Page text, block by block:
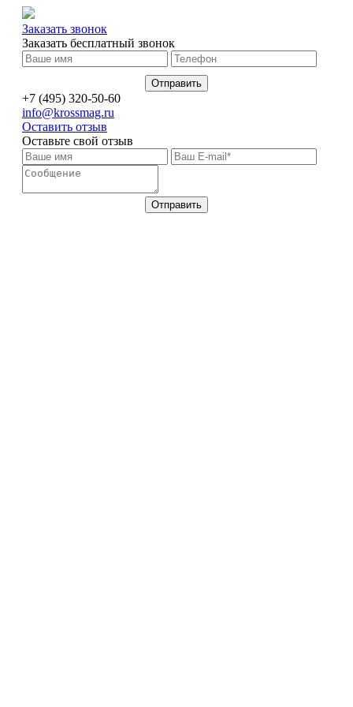
Заказать звонок
Заказать бесплатный звонок
+7 (495) 320-50-60
info@krossmag.ru
Оставить отзыв
Оставьте свой отзыв